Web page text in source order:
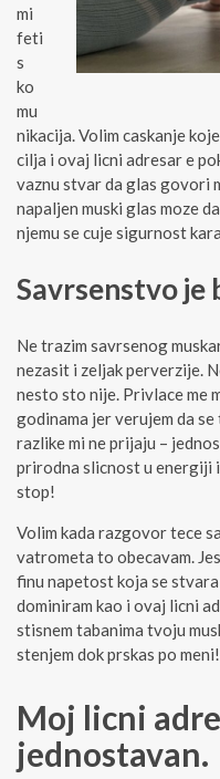
mi
feti
s
ko
mu
nikacija. Volim caskanje
cilja i ovaj licni adresar e
vaznu stvar da glas govori
napaljen muski glas moze
njemu se cuje sigurnost
Savrsenstvo je
Ne trazim savrsenog
nezasit i zeljak perverzije.
nesto sto nije. Privlace me
godinama jer verujem da
razlike mi ne prijaju –
prirodna slicnost u energiji
stop!
Volim kada razgovor tece
vatrometa to obecavam.
finu napetost koja se
dominiram kao i ovaj licni
stisnem tabanima tvoju
stenjem dok prskas po
Moj licni
jednostavan.